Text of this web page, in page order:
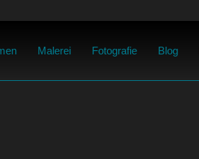
Malerei Fotografie Blog